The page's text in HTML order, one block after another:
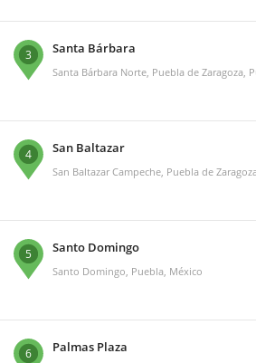
3 Santa Bárbara
Santa Bárbara Norte, Puebla de Zaragoza,
4 San Baltazar
San Baltazar Campeche, Puebla de
5 Santo Domingo
Santo Domingo, Puebla, México
6 Palmas Plaza